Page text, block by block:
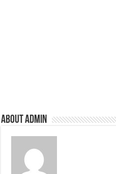
About admin